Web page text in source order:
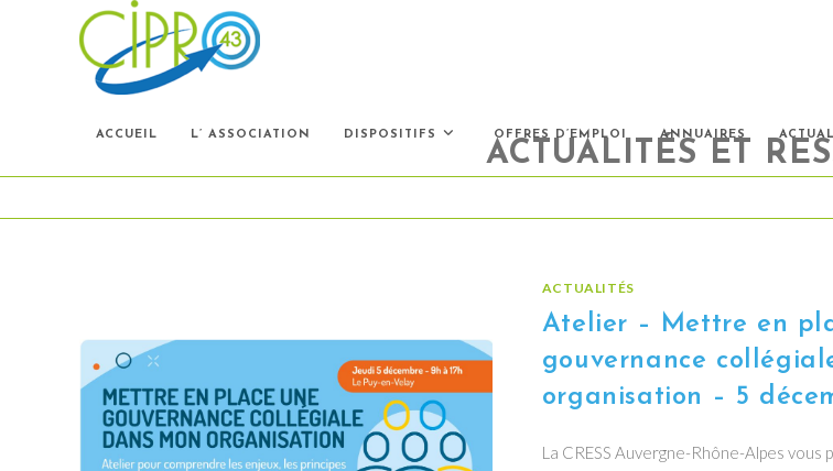
ACCUEIL L’ ASSOCIATION DISPOSITIFS OFFRES D’EMPLOI ANNUAIRES
ACTUALITÉS ET
ACTUALITÉS
Atelier – Mettre en
gouvernance
organisation – 5
La CRESS Auvergne-Rhône-Alpes